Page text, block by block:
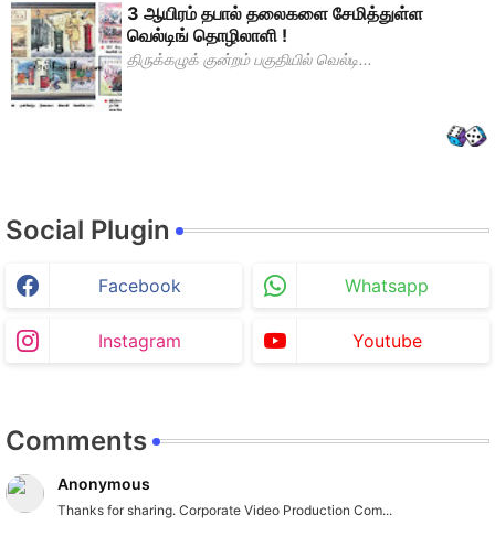
3 ஆயிரம் தபால் தலைகளை சேமித்துள்ள
வெல்டிங் தொழிலாளி !
திருக்கழுக் குன்றம் பகுதியில் வெல்டி...
Social Plugin
Facebook Whatsapp
Instagram Youtube
Comments
Anonymous
Thanks for sharing. Corporate Video Production Com...